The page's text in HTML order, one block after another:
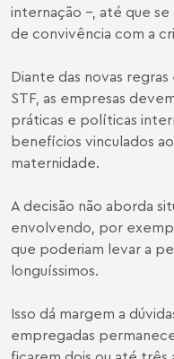
internação –, até que
de convivência com a
Diante das novas
STF, as empresas
práticas e políticas
benefícios vinculados
maternidade.
A decisão não aborda
envolvendo, por
que poderiam levar a
longuíssimos.
Isso dá margem a
empregadas